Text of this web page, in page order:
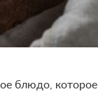
блюдо, которое